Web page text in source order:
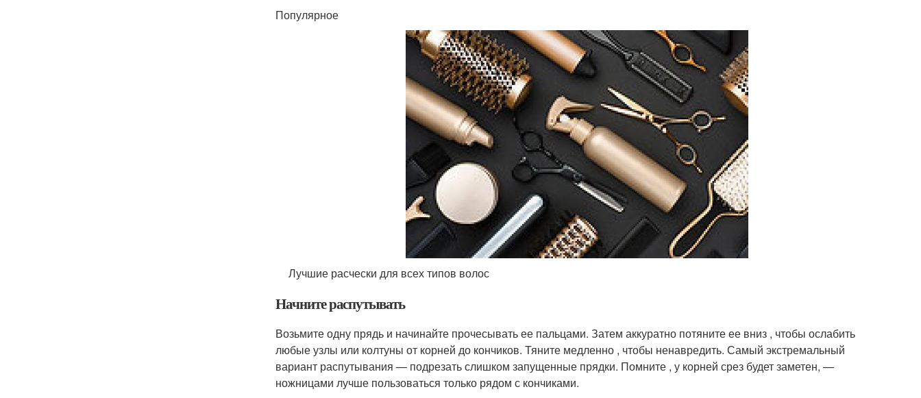
Популярное
Лучшие расчески для всех типов волос
Начните распутывать
Возьмите одну прядь и начинайте прочесывать ее пальцами. Затем аккуратно потяните ее вниз , чтобы ослабить
любые узлы или колтуны от корней до кончиков. Тяните медленно , чтобы ненавредить. Самый экстремальный
вариант распутывания — подрезать слишком запущенные прядки. Помните , у корней срез будет заметен, —
ножницами лучше пользоваться только рядом с кончиками.